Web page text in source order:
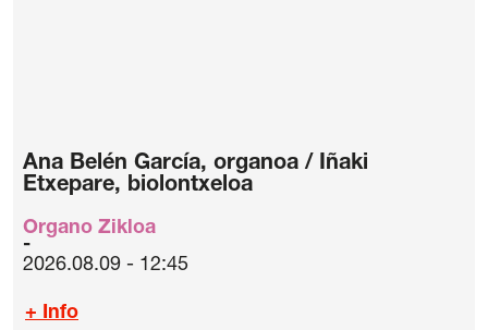
Ana Belén García, organoa / Iñaki
Etxepare, biolontxeloa
Organo Zikloa
2026.08.09 - 12:45
+ Info